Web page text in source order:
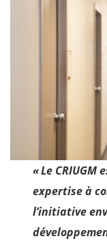
« Le
expertise à
l’initiative